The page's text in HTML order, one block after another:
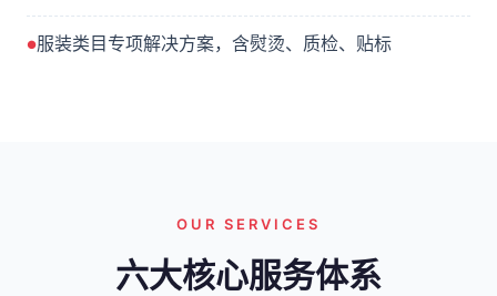
服装类目专项解决方案，含熨烫、质检、贴标
OUR SERVICES
六大核心服务体系